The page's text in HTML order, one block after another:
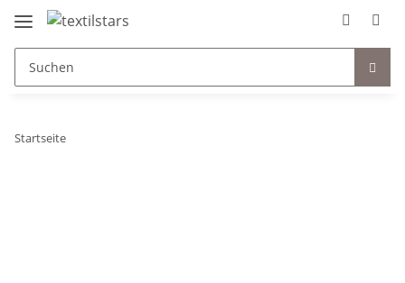
Startseite